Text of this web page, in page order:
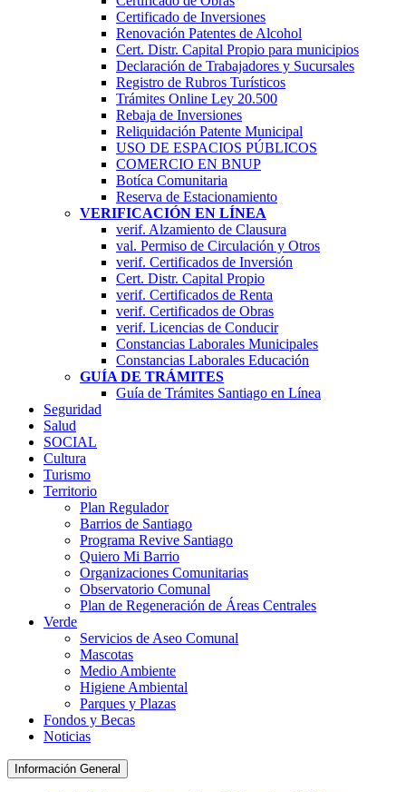
Certificado de Inversiones
Renovación Patentes de Alcohol
Cert. Distr. Capital Propio para municipios
Declaración de Trabajadores y Sucursales
Registro de Rubros Turí­sticos
Trámites Online Ley 20.500
Rebaja de Inversiones
Reliquidación Patente Municipal
USO DE ESPACIOS PÚBLICOS
COMERCIO EN BNUP
Botíca Comunitaria
Reserva de Estacionamiento
VERIFICACIÓN EN LÍNEA
verif. Alzamiento de Clausura
val. Permiso de Circulación y Otros
verif. Certificados de Inversión
Cert. Distr. Capital Propio
verif. Certificados de Renta
verif. Certificados de Obras
verif. Licencias de Conducir
Constancias Laborales Municipales
Constancias Laborales Educación
GUÍA DE TRÁMITES
Guía de Trámites Santiago en Línea
Seguridad
Salud
SOCIAL
Cultura
Turismo
Territorio
Plan Regulador
Barrios de Santiago
Programa Revive Santiago
Quiero Mi Barrio
Organizaciones Comunitarias
Observatorio Comunal
Plan de Regeneración de Áreas Centrales
Verde
Servicios de Aseo Comunal
Mascotas
Medio Ambiente
Higiene Ambiental
Parques y Plazas
Fondos y Becas
Noticias
Información General